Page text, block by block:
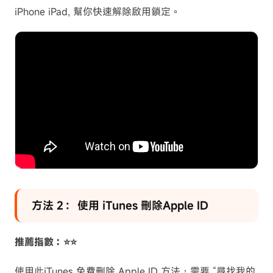
iPhone iPad, 幫你快速解除啟用鎖定。
方法 2： 使用 iTunes 刪除Apple ID
推薦指數：⭐⭐